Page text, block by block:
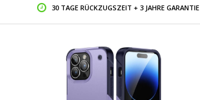
30 TAGE RÜCKZUGSZEIT + 3 JAHRE GARANTIE